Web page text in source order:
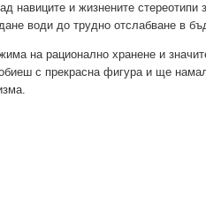
навиците и жизнените стереотипи
води до трудно отслабване в
на рационално хранене и
с прекрасна фигура и ще